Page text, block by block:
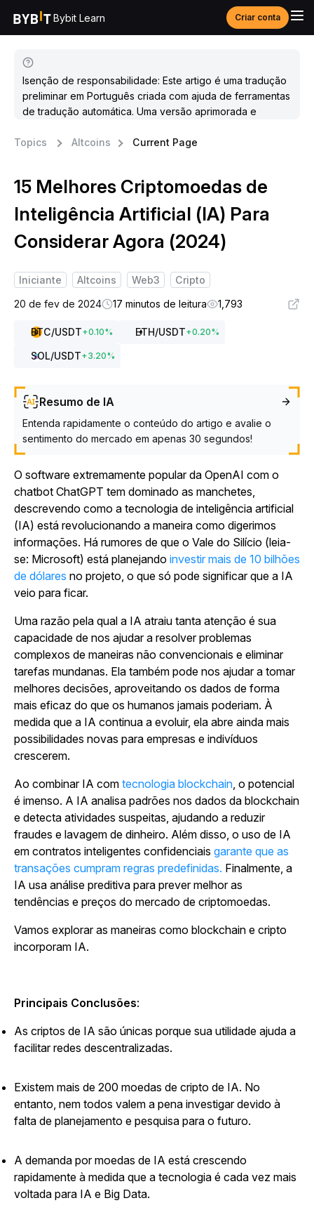
Bybit Learn Criar conta
Isenção de responsabilidade: Este artigo é uma tradução
preliminar em Português criada com ajuda de ferramentas
de tradução automática. Uma versão aprimorada e
Topics
Altcoins Current Page
15 Melhores Criptomoedas de
Inteligência Artificial (IA) Para
Considerar Agora (2024)
Iniciante Altcoins Web3
Cripto
20 de fev de 2024
17 minutos de leitura 1,793
BTC/USDT+0.10% ETH/USDT+0.20%
SOL/USDT+3.20%
Resumo de IA
Entenda rapidamente o conteúdo do artigo e avalie o
sentimento do mercado em apenas 30 segundos!
O software extremamente popular da OpenAI com o
chatbot ChatGPT tem dominado as manchetes,
descrevendo como a tecnologia de inteligência artificial
(IA) está revolucionando a maneira como digerimos
informações. Há rumores de que o Vale do Silício (leia-
se: Microsoft) está planejando investir mais de 10 bilhões
de dólares no projeto, o que só pode significar que a IA
veio para ficar.
Uma razão pela qual a IA atraiu tanta atenção é sua
capacidade de nos ajudar a resolver problemas
complexos de maneiras não convencionais e eliminar
tarefas mundanas. Ela também pode nos ajudar a tomar
melhores decisões, aproveitando os dados de forma
mais eficaz do que os humanos jamais poderiam. À
medida que a IA continua a evoluir, ela abre ainda mais
possibilidades novas para empresas e indivíduos
crescerem.
Ao combinar IA com tecnologia blockchain, o potencial
é imenso. A IA analisa padrões nos dados da blockchain
e detecta atividades suspeitas, ajudando a reduzir
fraudes e lavagem de dinheiro. Além disso, o uso de IA
em contratos inteligentes confidenciais garante que as
transações cumpram regras predefinidas. Finalmente, a
IA usa análise preditiva para prever melhor as
tendências e preços do mercado de criptomoedas.
Vamos explorar as maneiras como blockchain e cripto
incorporam IA.
Principais Conclusões:
As criptos de IA são únicas porque sua utilidade ajuda a
facilitar redes descentralizadas.
Existem mais de 200 moedas de cripto de IA. No
entanto, nem todos valem a pena investigar devido à
falta de planejamento e pesquisa para o futuro.
A demanda por moedas de IA está crescendo
rapidamente à medida que a tecnologia é cada vez mais
voltada para IA e Big Data.